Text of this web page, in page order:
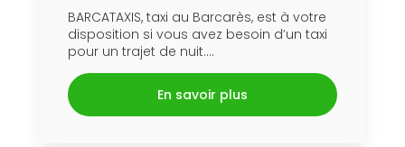
BARCATAXIS, taxi au Barcarès, est à votre
disposition si vous avez besoin d’un taxi
pour un trajet de nuit....
En savoir plus